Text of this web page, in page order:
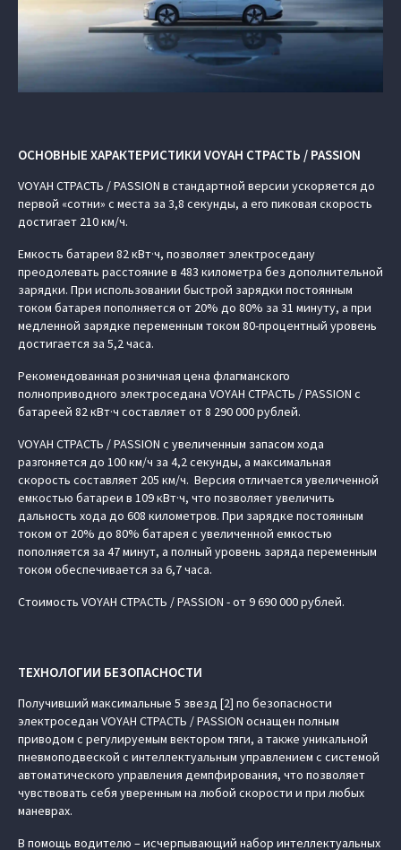
ОСНОВНЫЕ ХАРАКТЕРИСТИКИ VOYAH СТРАСТЬ / PASSION
VOYAH СТРАСТЬ / PASSION в стандартной версии ускоряется до
первой «сотни» с места за 3,8 секунды, а его пиковая скорость
достигает 210 км/ч.
Емкость батареи 82 кВт·ч, позволяет электроседану
преодолевать расстояние в 483 километра без дополнительной
зарядки. При использовании быстрой зарядки постоянным
током батарея пополняется от 20% до 80% за 31 минуту, а при
медленной зарядке переменным током 80-процентный уровень
достигается за 5,2 часа.
Рекомендованная розничная цена флагманского
полноприводного электроседана VOYAH СТРАСТЬ / PASSION с
батареей 82 кВт·ч составляет от 8 290 000 рублей.
VOYAH СТРАСТЬ / PASSION с увеличенным запасом хода
разгоняется до 100 км/ч за 4,2 секунды, а максимальная
скорость составляет 205 км/ч. Версия отличается увеличенной
емкостью батареи в 109 кВт·ч, что позволяет увеличить
дальность хода до 608 километров. При зарядке постоянным
током от 20% до 80% батарея с увеличенной емкостью
пополняется за 47 минут, а полный уровень заряда переменным
током обеспечивается за 6,7 часа.
Стоимость VOYAH СТРАСТЬ / PASSION - от 9 690 000 рублей.
ТЕХНОЛОГИИ БЕЗОПАСНОСТИ
Получивший максимальные 5 звезд [2] по безопасности
электроседан VOYAH СТРАСТЬ / PASSION оснащен полным
приводом с регулируемым вектором тяги, а также уникальной
пневмоподвеской с интеллектуальным управлением с системой
автоматического управления демпфирования, что позволяет
чувствовать себя уверенным на любой скорости и при любых
маневрах.
В помощь водителю – исчерпывающий набор интеллектуальных